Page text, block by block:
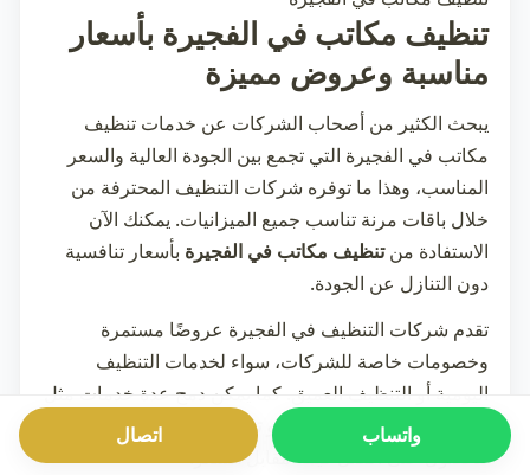
تنظيف مكاتب في الفجيرة بأسعار
مناسبة وعروض مميزة
يبحث الكثير من أصحاب الشركات عن خدمات تنظيف
مكاتب في الفجيرة التي تجمع بين الجودة العالية والسعر
المناسب، وهذا ما توفره شركات التنظيف المحترفة من
خلال باقات مرنة تناسب جميع الميزانيات. يمكنك الآن
الاستفادة منتنظيف مكاتب في الفجيرة بأسعار تنافسية
دون التنازل عن الجودة.
تقدم شركات التنظيف في الفجيرة عروضًا مستمرة
وخصومات خاصة للشركات، سواء لخدمات التنظيف
اليومية أو التنظيف العميق. كما يمكن دمج عدة خدمات مثل
تنظيف شركات في الفجيرة و تنظيف سجاد في الفجيرة
للحصول على أفضل قيمة مقابل السعر.
واتساب اتصال